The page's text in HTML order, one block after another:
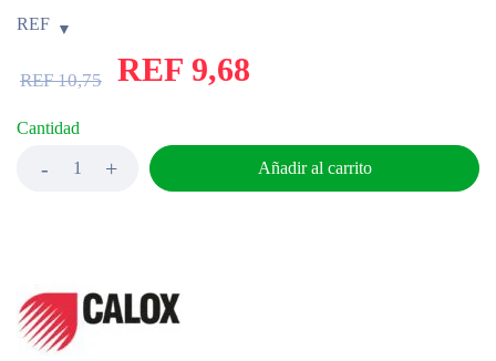
REF
REF10,75 REF 9,68
Cantidad
Añadir al carrito